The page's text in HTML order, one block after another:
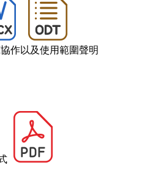
作以及使用範圍聲明